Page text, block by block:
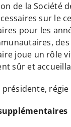
de la Société
sur le
pour les
joue un rôle
sûr et
présidente,